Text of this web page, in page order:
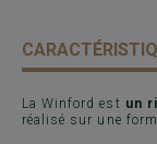
La Winford est un
réalisé sur une